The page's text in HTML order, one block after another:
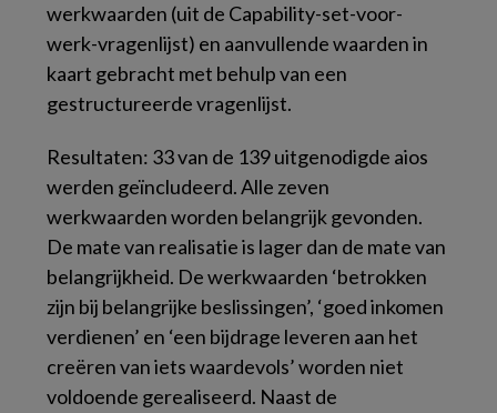
werkwaarden (uit de Capability-set-voor-
werk-vragenlijst) en aanvullende waarden in
kaart gebracht met behulp van een
gestructureerde vragenlijst.
Resultaten: 33 van de 139 uitgenodigde aios
werden geïncludeerd. Alle zeven
werkwaarden worden belangrijk gevonden.
De mate van realisatie is lager dan de mate van
belangrijkheid. De werkwaarden ‘betrokken
zijn bij belangrijke beslissingen’, ‘goed inkomen
verdienen’ en ‘een bijdrage leveren aan het
creëren van iets waardevols’ worden niet
voldoende gerealiseerd. Naast de